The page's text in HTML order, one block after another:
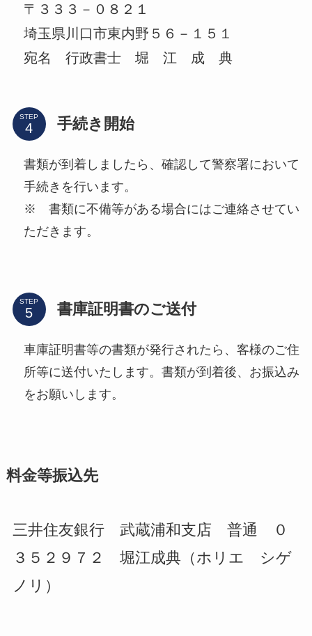
〒３３３－０８２１
埼玉県川口市東内野５６－１５１
宛名 行政書士 堀 江 成 典
STEP 手続き開始
書類が到着しましたら、確認して警察署において
手続きを行います。
※ 書類に不備等がある場合にはご連絡させてい
ただきます。
STEP 書庫証明書のご送付
車庫証明書等の書類が発行されたら、客様のご住
所等に送付いたします。書類が到着後、お振込み
をお願いします。
料金等振込先
三井住友銀行 武蔵浦和支店 普通 ０
３５２９７２ 堀江成典（ホリエ シゲ
ノリ）